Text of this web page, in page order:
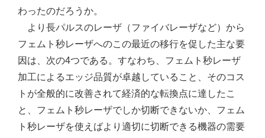
わったのだろうか。
より長パルスのレーザ（ファイバレーザなど）から
フェムト秒レーザへのこの最近の移行を促した主な要
因は、次の4つである。すなわち、フェムト秒レーザ
加工によるエッジ品質が卓越していること、そのコス
トが全般的に改善されて経済的な転換点に達したこ
と、フェムト秒レーザでしか切断できないか、フェム
ト秒レーザを使えばより適切に切断できる機器の需要